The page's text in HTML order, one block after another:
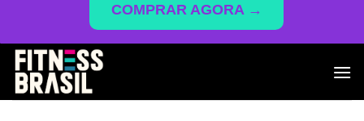
COMPRAR AGORA →
Skip
content